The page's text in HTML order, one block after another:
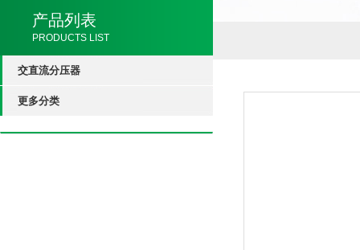
产品列表
PRODUCTS LIST
交直流分压器
更多分类